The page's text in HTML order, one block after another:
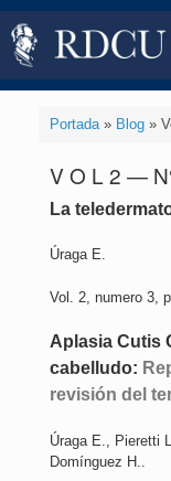
Portada» Blog»
V O L 2 —
La
Úraga E.
Vol. 2, numero 3,
Aplasia Cutis
cabelludo:
revisión del
Úraga E., Pieretti
Domínguez H..